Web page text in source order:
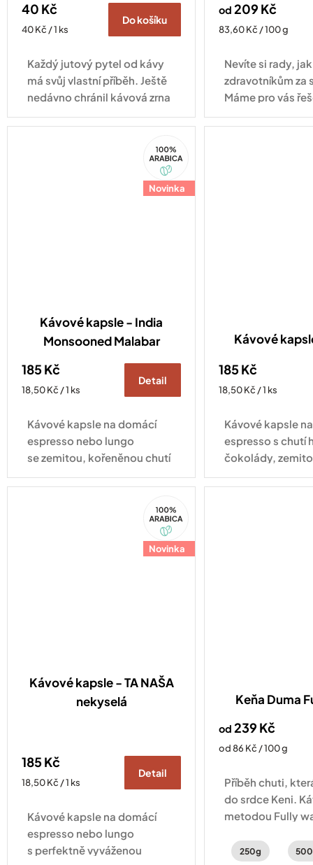
40 Kč
Měrná
40 Kč / 1 ks
Do košíku
Každý jutový pytel od kávy
má svůj vlastní příběh. Ještě
nedávno chránil kávová zrna
při jejich cestě z plantáže do
pražírny, dnes může najít
od 209 Kč
Měrná
83,60 Kč / 100 g
Nevíte si rady,
zdravotníkům za
Máme pro vás
Novinka
Arabica
Kávové kapsle - India
Monsooned Malabar
185 Kč
Měrná
18,50 Kč / 1 ks
Detail
Kávové kapsle na domácí
espresso nebo lungo
se zemitou, kořeněnou chutí
plnou hořké čokolády
a mandlí. Kompatibilní se
Kávové
185 Kč
Měrná
18,50 Kč / 1 ks
Kávové kapsle
espresso s chutí
čokolády,
jemným
Kompatibilní se
Novinka
Arabica
Kávové kapsle - TA NAŠA
nekyselá
185 Kč
Měrná
18,50 Kč / 1 ks
Detail
Kávové kapsle na domácí
espresso nebo lungo
s perfektně vyváženou
Keňa Duma
od 239 Kč
Měrná
od 86 Kč / 100 g
Příběh chuti,
do srdce Keni.
metodou Fully
jasmínu.
250g